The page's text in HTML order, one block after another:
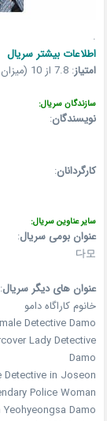
.
اطلاعات بیشتر سریال
امتیاز:7.8 از 10 (میزان آراء: 983 نفر)
سازندگان سریال:
نویسندگان:
کارگردانان:
سایر عناوین سریال:
عنوان بومی سریال:
다모
عنوان های دیگر سریال:
خانوم کاراگاه دامو
Detective Damo
Lady Detective
Damo
Detective in Joseon
Police Woman
Damo